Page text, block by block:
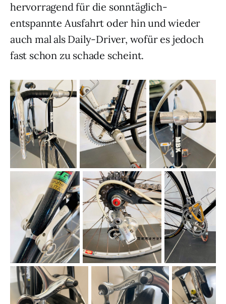
hervorragend für die sonntäglich-
entspannte Ausfahrt oder hin und wieder
auch mal als Daily-Driver, wofür es jedoch
fast schon zu schade scheint.